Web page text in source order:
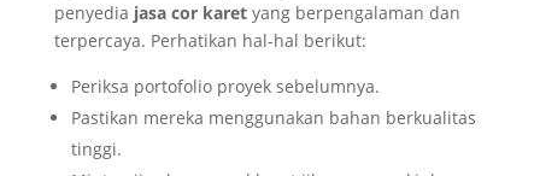
penyedia jasa cor karetyang berpengalaman dan
terpercaya. Perhatikan hal-hal berikut:
Periksa portofolio proyek sebelumnya.
Pastikan mereka menggunakan bahan berkualitas
tinggi.